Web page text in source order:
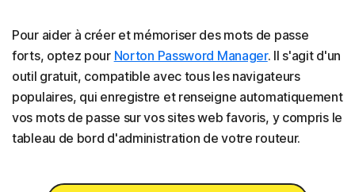
Pour aider à créer et mémoriser des mots de passe
forts, optez pour Norton Password Manager. Il s'agit d'un
outil gratuit, compatible avec tous les navigateurs
populaires, qui enregistre et renseigne automatiquement
vos mots de passe sur vos sites web favoris, y compris le
tableau de bord d'administration de votre routeur.